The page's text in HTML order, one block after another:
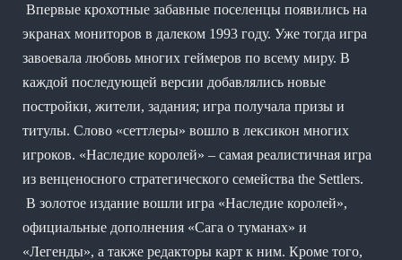
Впервые крохотные забавные поселенцы появились на
экранах мониторов в далеком 1993 году. Уже тогда игра
завоевала любовь многих геймеров по всему миру. В
каждой последующей версии добавлялись новые
постройки, жители, задания; игра получала призы и
титулы. Слово «сеттлеры» вошло в лексикон многих
игроков. «Наследие королей» – самая реалистичная игра
из венценосного стратегического семейства the Settlers.
В золотое издание вошли игра «Наследие королей»,
официальные дополнения «Сага о туманах» и
«Легенды», а также редакторы карт к ним. Кроме того,